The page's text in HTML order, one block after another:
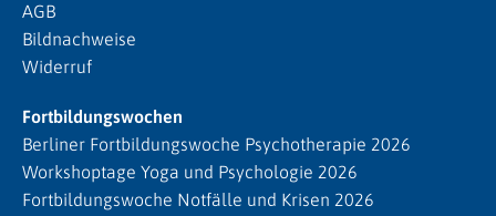
AGB
Bildnachweise
Widerruf
Fortbildungswochen
Berliner Fortbildungswoche Psychotherapie 2026
Workshoptage Yoga und Psychologie 2026
Fortbildungswoche Notfälle und Krisen 2026